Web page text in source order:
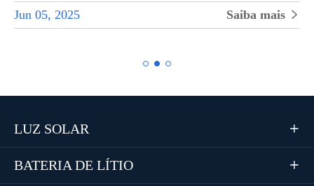
Jun 05, 2025 Saiba mais 
LUZ SOLAR 
BATERIA DE LÍTIO 